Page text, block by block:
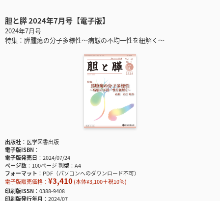
胆と膵 2024年7月号【電子版】
2024年7月号
特集：膵腫瘍の分子多様性～病態の不均一性を紐解く～
出版社
医学図書出版
電子版ISBN
電子版発売日
2024/07/24
ページ数
100ページ判型
A4
フォーマット
PDF（パソコンへのダウンロード不可）
電子版販売価格： ¥3,410(本体¥3,100＋税10％)
印刷版ISSN
0388-9408
印刷版発行年月
2024/07